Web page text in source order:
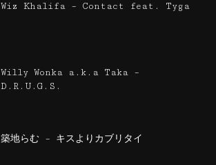
Wiz Khalifa – Contact feat. Tyga
Willy Wonka a.k.a Taka –
D.R.U.G.S.
築地らむ – キスよりカブリタイ